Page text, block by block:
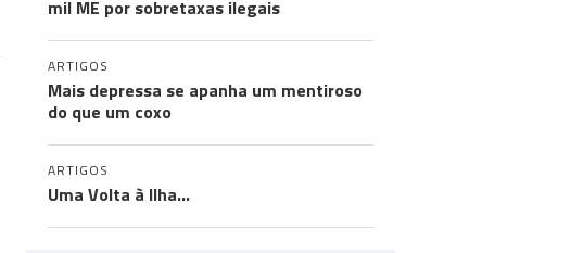
mil ME por sobretaxas ilegais
ARTIGOS
Mais depressa se apanha um mentiroso
do que um coxo
ARTIGOS
Uma Volta à Ilha…